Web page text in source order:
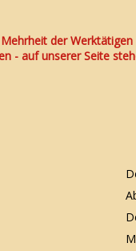
der
- auf unserer Seite